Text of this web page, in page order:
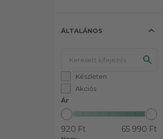
ÁLTALÁNOS expand_less
Készleten
Akciós
Ár
920 Ft 65 990 Ft